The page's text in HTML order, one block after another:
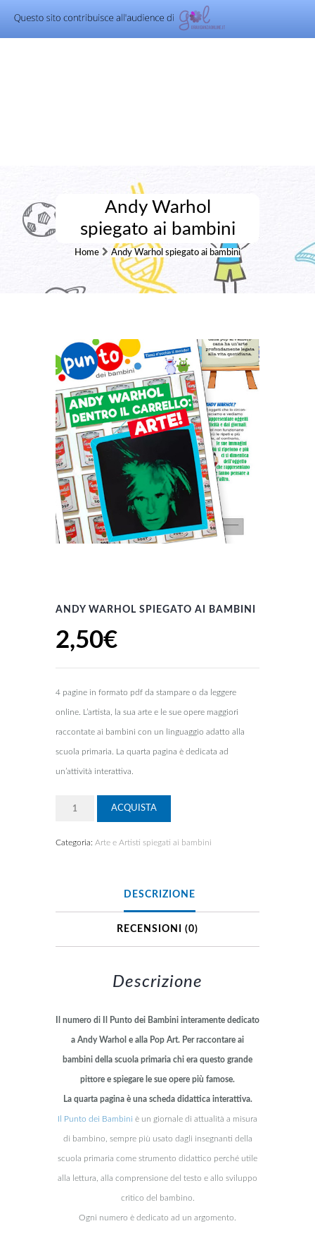
Andy Warhol
spiegato ai bambini
Home Andy Warhol spiegato ai bambini
ANDY WARHOL SPIEGATO AI BAMBINI
2,50€
4 pagine in formato pdf da stampare o da leggere
online. L’artista, la sua arte e le sue opere maggiori
raccontate ai bambini con un linguaggio adatto alla
scuola primaria. La quarta pagina è dedicata ad
un’attività interattiva.
Quantità ACQUISTA
Categoria: Arte e Artisti spiegati ai bambini
DESCRIZIONE
RECENSIONI (0)
Descrizione
Il numero di Il Punto dei Bambini interamente dedicato
a Andy Warhol e alla Pop Art. Per raccontare ai
bambini della scuola primaria chi era questo grande
pittore e spiegare le sue opere più famose.
La quarta pagina è una scheda didattica interattiva.
Il Punto dei Bambini è un giornale di attualità a misura
di bambino, sempre più usato dagli insegnanti della
scuola primaria come strumento didattico perché utile
alla lettura, alla comprensione del testo e allo sviluppo
critico del bambino.
Ogni numero è dedicato ad un argomento.